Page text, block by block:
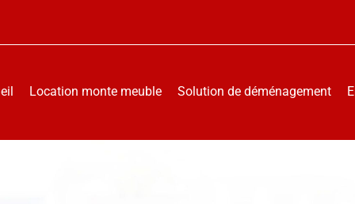
Location monte meuble Solution de déménagement